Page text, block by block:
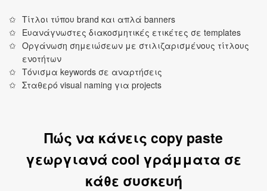
Τίτλοι τύπου brand και απλά banners
Ευανάγνωστες διακοσμητικές ετικέτες σε templates
Οργάνωση σημειώσεων με στιλιζαρισμένους τίτλους
ενοτήτων
Τόνισμα keywords σε αναρτήσεις
Σταθερό visual naming για projects
Πώς να κάνεις copy paste
γεωργιανά cool γράμματα σε
κάθε συσκευή